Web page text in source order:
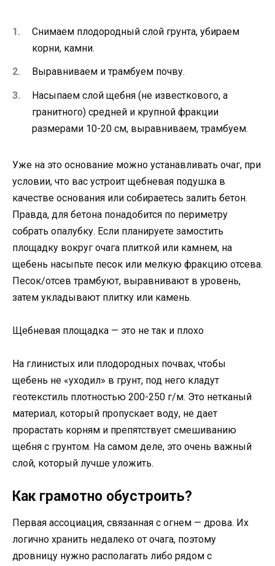
Снимаем плодородный слой грунта, убираем
корни, камни.
Выравниваем и трамбуем почву.
Насыпаем слой щебня (не известкового, а
гранитного) средней и крупной фракции
размерами 10-20 см, выравниваем, трамбуем.
Уже на это основание можно устанавливать очаг, при
условии, что вас устроит щебневая подушка в
качестве основания или собираетесь залить бетон.
Правда, для бетона понадобится по периметру
собрать опалубку. Если планируете замостить
площадку вокруг очага плиткой или камнем, на
щебень насыпьте песок или мелкую фракцию отсева.
Песок/отсев трамбуют, выравнивают в уровень,
затем укладывают плитку или камень.
Щебневая площадка — это не так и плохо
На глинистых или плодородных почвах, чтобы
щебень не «уходил» в грунт, под него кладут
геотекстиль плотностью 200-250 г/м. Это нетканый
материал, который пропускает воду, не дает
прорастать корням и препятствует смешиванию
щебня с грунтом. На самом деле, это очень важный
слой, который лучше уложить.
Как грамотно обустроить?
Первая ассоциация, связанная с огнем — дрова. Их
логично хранить недалеко от очага, поэтому
дровницу нужно располагать либо рядом с